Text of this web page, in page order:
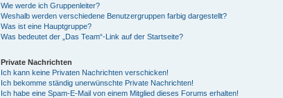
Wie werde ich Gruppenleiter?
Weshalb werden verschiedene Benutzergruppen farbig dargestellt?
Was ist eine Hauptgruppe?
Was bedeutet der „Das Team“-Link auf der Startseite?
Private Nachrichten
Ich kann keine Privaten Nachrichten verschicken!
Ich bekomme ständig unerwünschte Private Nachrichten!
Ich habe eine Spam-E-Mail von einem Mitglied dieses Forums erhalten!